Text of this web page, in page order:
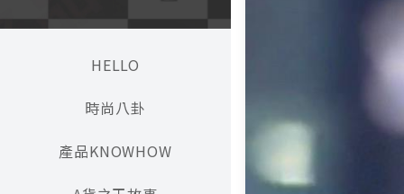
HELLO
時尚八卦
產品KNOWHOW